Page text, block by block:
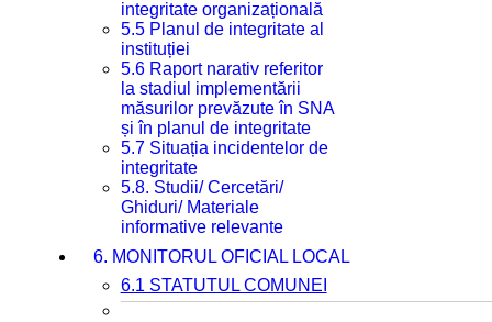
integritate organizațională
5.5 Planul de integritate al
instituției
5.6 Raport narativ referitor
la stadiul implementării
măsurilor prevăzute în SNA
și în planul de integritate
5.7 Situația incidentelor de
integritate
5.8. Studii/ Cercetări/
Ghiduri/ Materiale
informative relevante
6. MONITORUL OFICIAL LOCAL
6.1 STATUTUL COMUNEI